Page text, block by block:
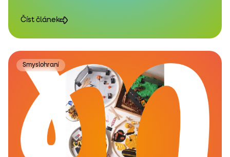
Číst článek
Smyslohraní